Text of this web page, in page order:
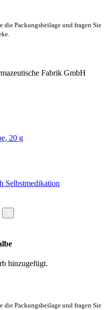
die Packungsbeilage und fragen Sie
Fabrik GmbH
20 g
Selbstmedikation
hinzugefügt.
die Packungsbeilage und fragen Sie